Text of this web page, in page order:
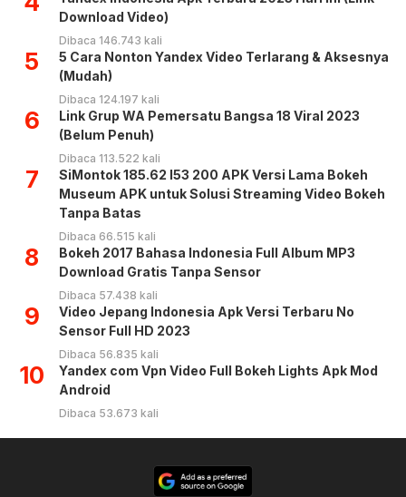
Download Video)
Dibaca 146.743 kali
5
5 Cara Nonton Yandex Video Terlarang & Aksesnya
(Mudah)
Dibaca 124.197 kali
6
Link Grup WA Pemersatu Bangsa 18 Viral 2023
(Belum Penuh)
Dibaca 113.522 kali
7
SiMontok 185.62 l53 200 APK Versi Lama Bokeh
Museum APK untuk Solusi Streaming Video Bokeh
Tanpa Batas
Dibaca 66.515 kali
8
Bokeh 2017 Bahasa Indonesia Full Album MP3
Download Gratis Tanpa Sensor
Dibaca 57.438 kali
9
Video Jepang Indonesia Apk Versi Terbaru No
Sensor Full HD 2023
Dibaca 56.835 kali
10
Yandex com Vpn Video Full Bokeh Lights Apk Mod
Android
Dibaca 53.673 kali